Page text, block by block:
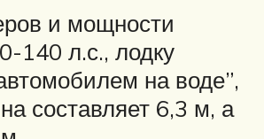
и мощности
140 л.с., лодку
на воде”,
составляет 6,3 м, а